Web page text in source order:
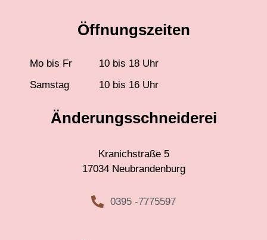
Öffnungszeiten
Mo bis Fr
10 bis 18 Uhr
Samstag
10 bis 16 Uhr
Änderungsschneiderei
Kranichstraße 5
17034 Neubrandenburg
0395 -7775597